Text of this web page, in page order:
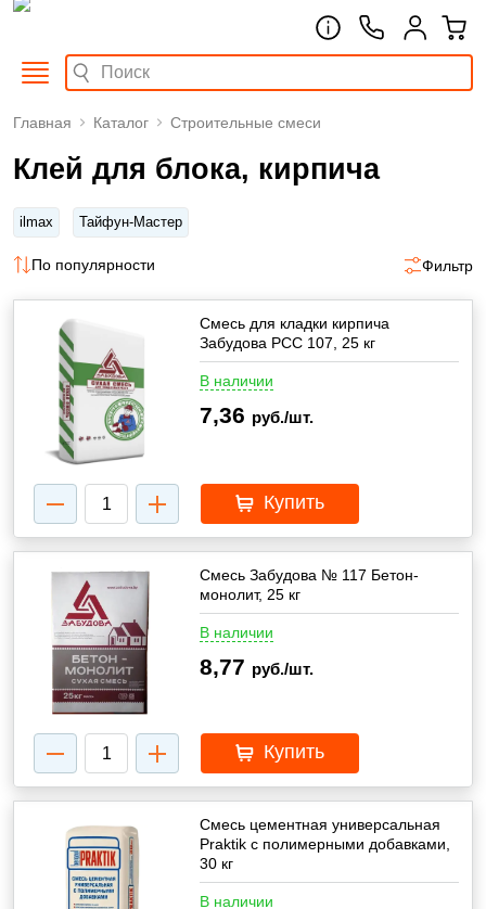
Главная Каталог Строительные смеси
Клей для блока, кирпича
ilmax Тайфун-Мастер
По популярности Фильтр
Смесь для кладки кирпича
Забудова РСС 107, 25 кг
В наличии
7,36 руб./шт.
Купить
Смесь Забудова № 117 Бетон-
монолит, 25 кг
В наличии
8,77 руб./шт.
Купить
Смесь цементная универсальная
Praktik с полимерными добавками,
30 кг
В наличии